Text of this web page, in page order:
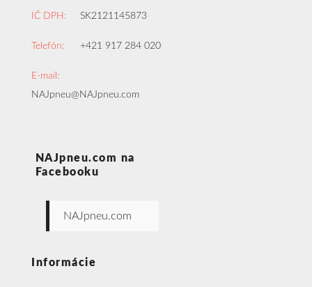
IČ DPH: SK2121145873
Telefón: +421 917 284 020
E-mail:
NAJpneu@NAJpneu.com
NAJpneu.com na
Facebooku
NAJpneu.com
Informácie